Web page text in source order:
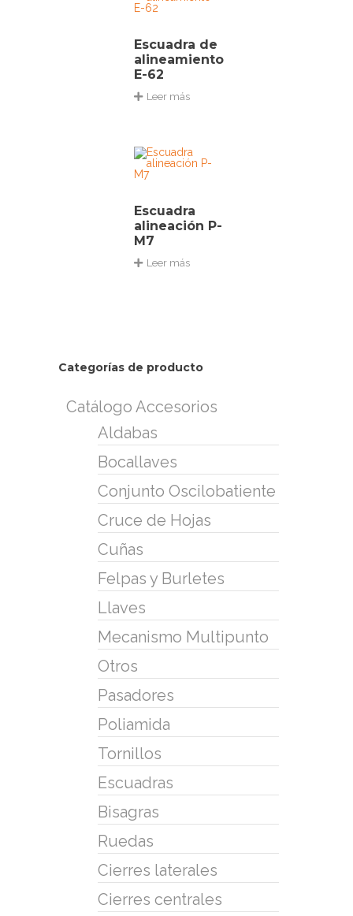
Escuadra de
alineamiento
E-62
Leer más
Escuadra
alineación P-
M7
Leer más
Categorías de producto
Catálogo Accesorios
Aldabas
Bocallaves
Conjunto Oscilobatiente
Cruce de Hojas
Cuñas
Felpas y Burletes
Llaves
Mecanismo Multipunto
Otros
Pasadores
Poliamida
Tornillos
Escuadras
Bisagras
Ruedas
Cierres laterales
Cierres centrales